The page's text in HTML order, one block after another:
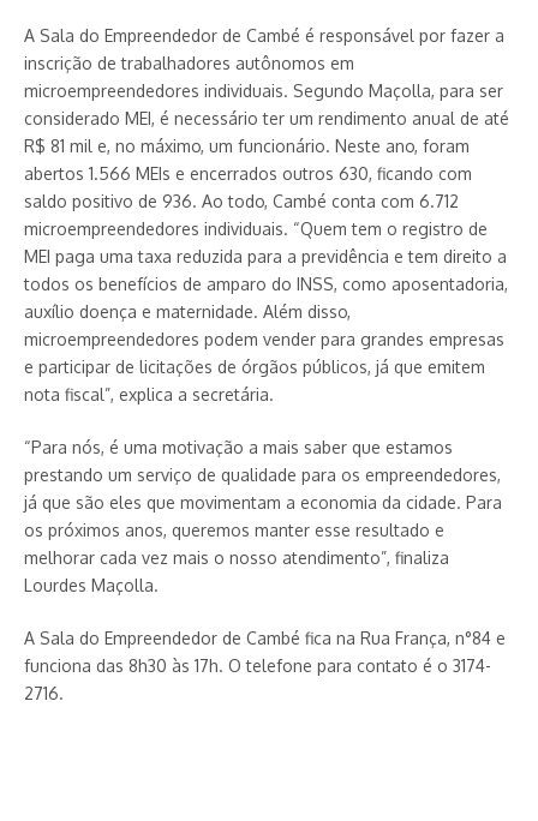
A Sala do Empreendedor de Cambé é responsável por fazer a
inscrição de trabalhadores autônomos em
microempreendedores individuais. Segundo Maçolla, para ser
considerado MEI, é necessário ter um rendimento anual de até
R$ 81 mil e, no máximo, um funcionário. Neste ano, foram
abertos 1.566 MEIs e encerrados outros 630, ficando com
saldo positivo de 936. Ao todo, Cambé conta com 6.712
microempreendedores individuais. “Quem tem o registro de
MEI paga uma taxa reduzida para a previdência e tem direito a
todos os benefícios de amparo do INSS, como aposentadoria,
auxílio doença e maternidade. Além disso,
microempreendedores podem vender para grandes empresas
e participar de licitações de órgãos públicos, já que emitem
nota fiscal”, explica a secretária.
“Para nós, é uma motivação a mais saber que estamos
prestando um serviço de qualidade para os empreendedores,
já que são eles que movimentam a economia da cidade. Para
os próximos anos, queremos manter esse resultado e
melhorar cada vez mais o nosso atendimento”, finaliza
Lourdes Maçolla.
A Sala do Empreendedor de Cambé fica na Rua França, n°84 e
funciona das 8h30 às 17h. O telefone para contato é o 3174-
2716.